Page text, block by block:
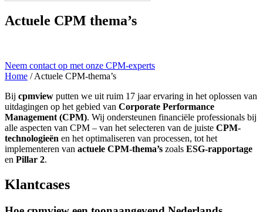
Actuele CPM thema’s
Neem contact op met onze CPM-experts
Home /Actuele CPM-thema’s
Bij cpmview putten we uit ruim 17 jaar ervaring in het oplossen van
uitdagingen op het gebied van Corporate Performance
Management (CPM). Wij ondersteunen financiële professionals bij
alle aspecten van CPM – van het selecteren van de juiste CPM-
technologieën en het optimaliseren van processen, tot het
implementeren van actuele CPM-thema’s zoals ESG-rapportage
en Pillar 2.
Klantcases